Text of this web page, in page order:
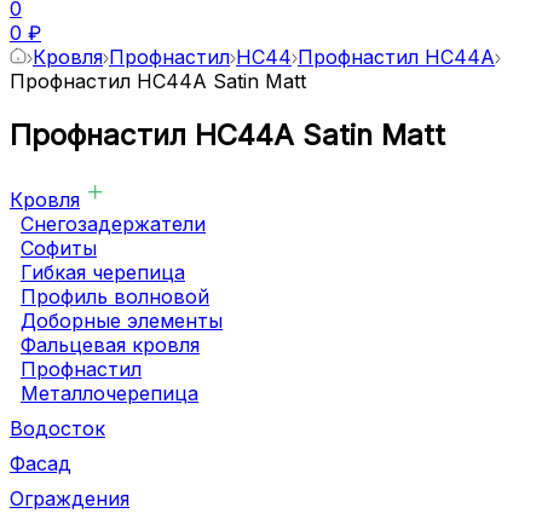
0
0 ₽
Кровля Профнастил НС44 Профнастил НС44A
Профнастил НС44A Satin Matt
Профнастил НС44A Satin Matt
Кровля
Снегозадержатели
Софиты
Гибкая черепица
Профиль волновой
Доборные элементы
Фальцевая кровля
Профнастил
Металлочерепица
Водосток
Фасад
Ограждения